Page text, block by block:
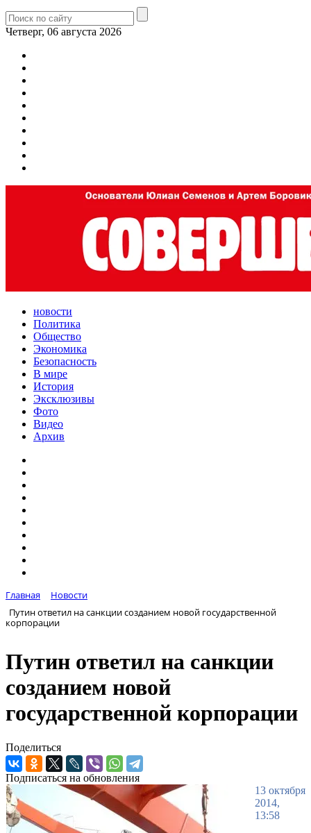
Четверг, 06 августа 2026
новости
Политика
Общество
Экономика
Безопасность
В мире
История
Эксклюзивы
Фото
Видео
Архив
Главная
Новости
Путин ответил на санкции созданием новой государственной
корпорации
Путин ответил на санкции
созданием новой
государственной корпорации
Поделиться
Подписаться на обновления
13 октября
2014,
13:58